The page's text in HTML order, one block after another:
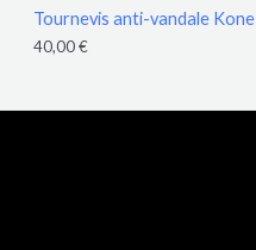
Tournevis anti-vandale Kone
40,00€